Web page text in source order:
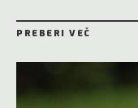
PREBERI VEČ